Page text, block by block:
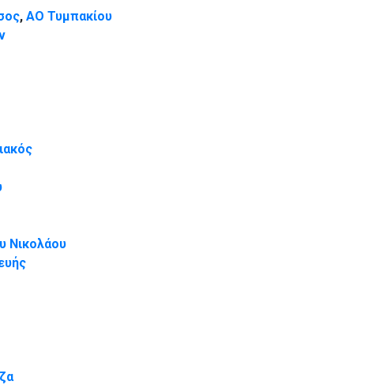
, ΑΟ Τυμπακίου
Νικολάου